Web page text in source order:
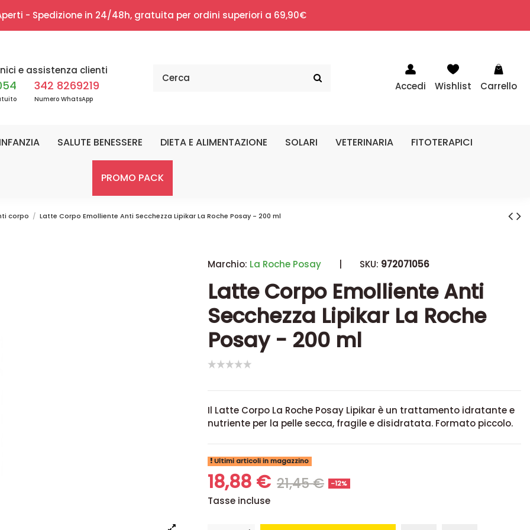
- Spedizione in 24/48h, gratuita per ordini superiori a 69,90€
e assistenza clienti
342 8269219
Numero WhatsApp
Accedi Wishlist Carrello
SALUTE BENESSERE DIETA E ALIMENTAZIONE SOLARI VETERINARIA FITOTERAPICI
PROMO PACK
corpo Latte Corpo Emolliente Anti Secchezza Lipikar La Roche Posay - 200 ml
Marchio: La Roche Posay | SKU: 972071056
Latte Corpo Emolliente Anti
Secchezza Lipikar La Roche
Posay - 200 ml
Il Latte Corpo La Roche Posay Lipikar è un trattamento idratante e
nutriente per la pelle secca, fragile e disidratata. Formato piccolo.
Ultimi articoli in magazzino
18,88 € 21,45 € -12%
Tasse incluse